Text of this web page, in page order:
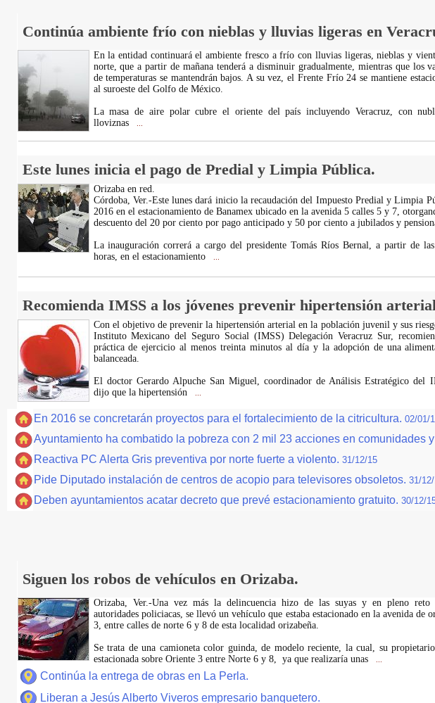
Continúa ambiente frío con nieblas y lluvias ligeras en
En la entidad continuará el ambiente fresco a frío con lluvias ligeras, nieblas y
norte, que a partir de mañana tenderá a disminuir gradualmente, mientras que los
de temperaturas se mantendrán bajos. A su vez, el Frente Frío 24 se mantiene
al suroeste del Golfo de México.
La masa de aire polar cubre el oriente del país incluyendo Veracruz, con
lloviznas
Este lunes inicia el pago de Predial y Limpia Pública.
Orizaba en red.
Córdoba, Ver.-Este lunes dará inicio la recaudación del Impuesto Predial y Limpia
2016 en el estacionamiento de Banamex ubicado en la avenida 5 calles 5 y 7,
descuento del 20 por ciento por pago anticipado y 50 por ciento a jubilados y
La inauguración correrá a cargo del presidente Tomás Ríos Bernal, a partir de
horas, en el estacionamiento
Recomienda IMSS a los jóvenes prevenir hipertensión
Con el objetivo de prevenir la hipertensión arterial en la población juvenil y sus
Instituto Mexicano del Seguro Social (IMSS) Delegación Veracruz Sur,
práctica de ejercicio al menos treinta minutos al día y la adopción de una
balanceada.
El doctor Gerardo Alpuche San Miguel, coordinador de Análisis Estratégico del
dijo que la hipertensión
En 2016 se concretarán proyectos para el fortalecimiento de la citricultura. 02/01/
Ayuntamiento ha combatido la pobreza con 2 mil 23 acciones en comunidades
Reactiva PC Alerta Gris preventiva por norte fuerte a violento. 31/12/15
Pide Diputado instalación de centros de acopio para televisores obsoletos. 31/
Deben ayuntamientos acatar decreto que prevé estacionamiento gratuito. 30/12/
Siguen los robos de vehículos en Orizaba.
Orizaba, Ver.-Una vez más la delincuencia hizo de las suyas y en pleno reto
autoridades policiacas, se llevó un vehículo que estaba estacionado en la avenida de
3, entre calles de norte 6 y 8 de esta localidad orizabeña.
Se trata de una camioneta color guinda, de modelo reciente, la cual, su
estacionada sobre Oriente 3 entre Norte 6 y 8, ya que realizaría unas
Continúa la entrega de obras en La Perla.
Liberan a Jesús Alberto Viveros empresario banquetero.